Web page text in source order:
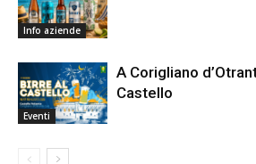
Info aziende
Eventi
A Corigliano
Castello